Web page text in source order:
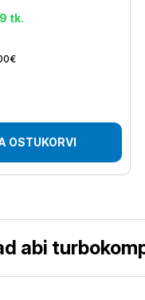
tk.
OSTUKORVI
abi